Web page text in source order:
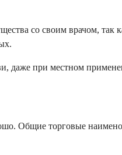
со своим врачом, так
даже при местном
Общие торговые